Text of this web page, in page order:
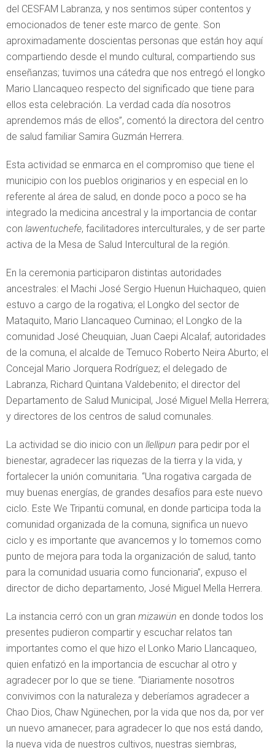
del CESFAM Labranza, y nos sentimos súper contentos y
emocionados de tener este marco de gente. Son
aproximadamente doscientas personas que están hoy aquí
compartiendo desde el mundo cultural, compartiendo sus
enseñanzas; tuvimos una cátedra que nos entregó el longko
Mario Llancaqueo respecto del significado que tiene para
ellos esta celebración. La verdad cada día nosotros
aprendemos más de ellos”, comentó la directora del centro
de salud familiar Samira Guzmán Herrera.
Esta actividad se enmarca en el compromiso que tiene el
municipio con los pueblos originarios y en especial en lo
referente al área de salud, en donde poco a poco se ha
integrado la medicina ancestral y la importancia de contar
con lawentuchefe, facilitadores interculturales, y de ser parte
activa de la Mesa de Salud Intercultural de la región.
En la ceremonia participaron distintas autoridades
ancestrales: el Machi José Sergio Huenun Huichaqueo, quien
estuvo a cargo de la rogativa; el Longko del sector de
Mataquito, Mario Llancaqueo Cuminao; el Longko de la
comunidad José Cheuquian, Juan Caepi Alcalaf; autoridades
de la comuna, el alcalde de Temuco Roberto Neira Aburto; el
Concejal Mario Jorquera Rodríguez; el delegado de
Labranza, Richard Quintana Valdebenito; el director del
Departamento de Salud Municipal, José Miguel Mella Herrera;
y directores de los centros de salud comunales.
La actividad se dio inicio con un llellipun para pedir por el
bienestar, agradecer las riquezas de la tierra y la vida, y
fortalecer la unión comunitaria. “Una rogativa cargada de
muy buenas energías, de grandes desafíos para este nuevo
ciclo. Este We Tripantü comunal, en donde participa toda la
comunidad organizada de la comuna, significa un nuevo
ciclo y es importante que avancemos y lo tomemos como
punto de mejora para toda la organización de salud, tanto
para la comunidad usuaria como funcionaria”, expuso el
director de dicho departamento, José Miguel Mella Herrera.
La instancia cerró con un gran mizawün en donde todos los
presentes pudieron compartir y escuchar relatos tan
importantes como el que hizo el Lonko Mario Llancaqueo,
quien enfatizó en la importancia de escuchar al otro y
agradecer por lo que se tiene. “Diariamente nosotros
convivimos con la naturaleza y deberíamos agradecer a
Chao Dios, Chaw Ngünechen, por la vida que nos da, por ver
un nuevo amanecer, para agradecer lo que nos está dando,
la nueva vida de nuestros cultivos, nuestras siembras,